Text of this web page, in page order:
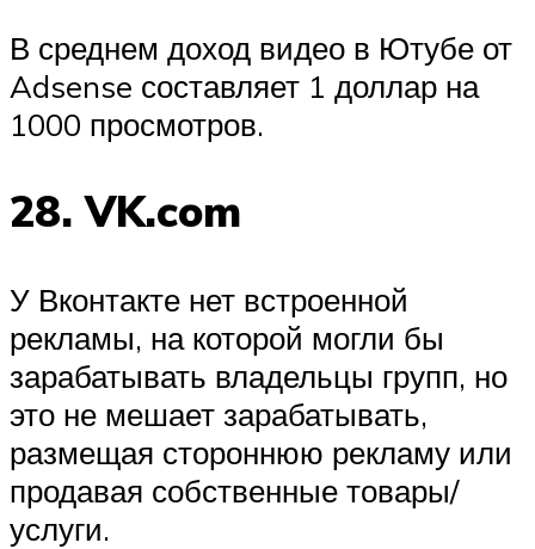
В среднем доход видео в Ютубе от
Adsense составляет 1 доллар на
1000 просмотров.
28. VK.com
У Вконтакте нет встроенной
рекламы, на которой могли бы
зарабатывать владельцы групп, но
это не мешает зарабатывать,
размещая стороннюю рекламу или
продавая собственные товары/
услуги.